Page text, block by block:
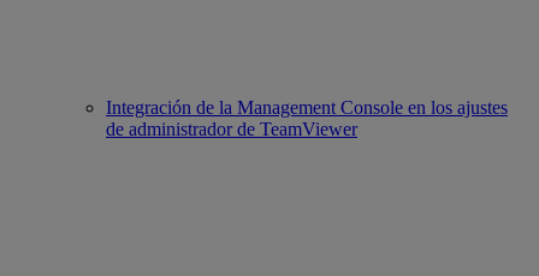
Integración de la Management Console en los ajustes
de administrador de TeamViewer